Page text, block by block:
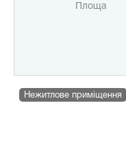
Площа
Нежитлове приміщення